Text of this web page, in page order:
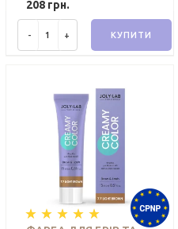
208 грн.
- + КУПИТИ